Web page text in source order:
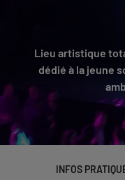
Lieu artistique
dédié à la jeune
INFOS